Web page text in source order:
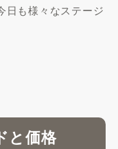
日も様々なステージ
と価格